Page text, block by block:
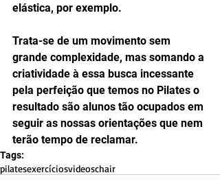
elástica, por exemplo.
Trata-se de um movimento sem
grande complexidade, mas somando a
criatividade à essa busca incessante
pela perfeição que temos no Pilates o
resultado são alunos tão ocupados em
seguir as nossas orientações que nem
terão tempo de reclamar.
Tags:
pilatesexercíciosvideoschair